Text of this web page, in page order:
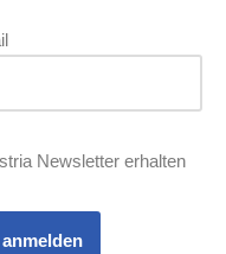
Newsletter erhalten